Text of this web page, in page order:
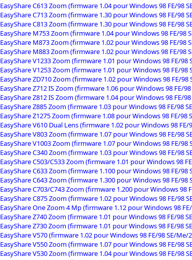
EasyShare C613 Zoom (firmware 1.04 pour Windows 98 FE/98
EasyShare C713 Zoom (firmware 1.30 pour Windows 98 FE/98
EasyShare C813 Zoom (firmware 1.30 pour Windows 98 FE/98
EasyShare M753 Zoom (firmware 1.04 pour Windows 98 FE/98
EasyShare M873 Zoom (firmware 1.02 pour Windows 98 FE/98
EasyShare M883 Zoom (firmware 1.02 pour Windows 98 FE/98
EasyShare V1233 Zoom (firmware 1.01 pour Windows 98 FE/98
EasyShare V1253 Zoom (firmware 1.01 pour Windows 98 FE/98
EasyShare ZD710 Zoom (firmware 1.02 pour Windows 98 FE/
EasyShare Z712 IS Zoom (firmware 1.06 pour Windows 98 FE/
EasyShare Z812 IS Zoom (firmware 1.04 pour Windows 98 FE/
EasyShare Z885 Zoom (firmware 1.03 pour Windows 98 FE/98
EasyShare Z1275 Zoom (firmware 1.08 pour Windows 98 FE/98
EasyShare V610 Dual Lens (firmware 1.02 pour Windows 98
EasyShare V803 Zoom (firmware 1.07 pour Windows 98 FE/98
EasyShare V1003 Zoom (firmware 1.07 pour Windows 98 FE/98
EasyShare C340 Zoom (firmware 1.03 pour Windows 98 FE/98
EasyShare C503/C533 Zoom (firmware 1.01 pour Windows 98
EasyShare C633 Zoom (firmware 1.100 pour Windows 98 FE/98
EasyShare C643 Zoom (firmware 1.300 pour Windows 98 FE/98
EasyShare C703/C743 Zoom (firmware 1.200 pour Windows 98
EasyShare C875 Zoom (firmware 1.02 pour Windows 98 FE/98
EasyShare One Zoom 4 Mp (firmware 1.12 pour Windows 98
EasyShare Z740 Zoom (firmware 1.01 pour Windows 98 FE/98
EasyShare Z730 Zoom (firmware 1.01 pour Windows 98 FE/98
EasyShare V570 (firmware 1.02 pour Windows 98 FE/98 SE/Me/
EasyShare V550 Zoom (firmware 1.07 pour Windows 98 FE/98
EasyShare V530 Zoom (firmware 1.04 pour Windows 98 FE/98